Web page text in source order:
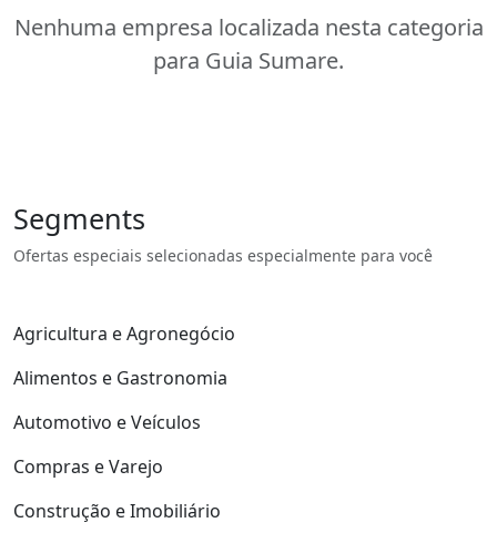
Nenhuma empresa localizada nesta categoria
para Guia Sumare.
Segments
Ofertas especiais selecionadas especialmente para você
Agricultura e Agronegócio
Alimentos e Gastronomia
Automotivo e Veículos
Compras e Varejo
Construção e Imobiliário